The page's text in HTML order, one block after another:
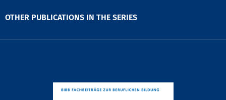
OTHER PUBLICATIONS IN THE SERIES